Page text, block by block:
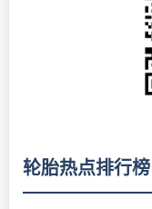
轮胎热点排行榜